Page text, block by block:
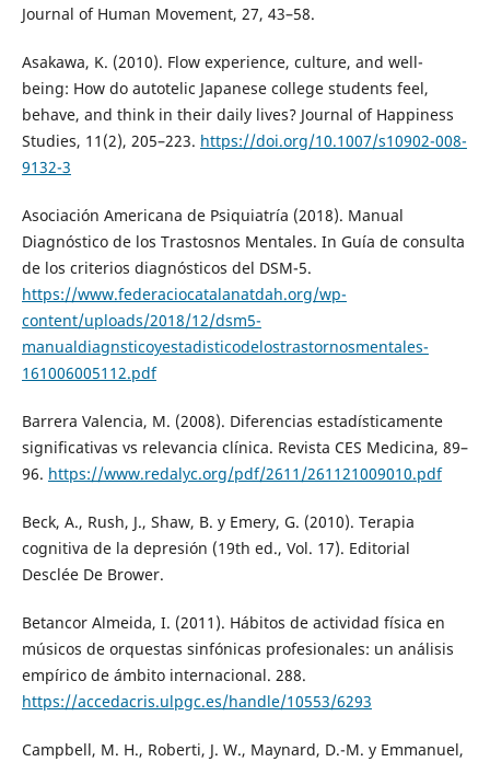
Journal of Human Movement, 27, 43–58.
Asakawa, K. (2010). Flow experience, culture, and well-
being: How do autotelic Japanese college students feel,
behave, and think in their daily lives? Journal of Happiness
Studies, 11(2), 205–223. https://doi.org/10.1007/s10902-008-
9132-3
Asociación Americana de Psiquiatría (2018). Manual
Diagnóstico de los Trastosnos Mentales. In Guía de consulta
de los criterios diagnósticos del DSM-5.
https://www.federaciocatalanatdah.org/wp-
content/uploads/2018/12/dsm5-
manualdiagnsticoyestadisticodelostrastornosmentales-
161006005112.pdf
Barrera Valencia, M. (2008). Diferencias estadísticamente
significativas vs relevancia clínica. Revista CES Medicina, 89–
96. https://www.redalyc.org/pdf/2611/261121009010.pdf
Beck, A., Rush, J., Shaw, B. y Emery, G. (2010). Terapia
cognitiva de la depresión (19th ed., Vol. 17). Editorial
Desclée De Brower.
Betancor Almeida, I. (2011). Hábitos de actividad física en
músicos de orquestas sinfónicas profesionales: un análisis
empírico de ámbito internacional. 288.
https://accedacris.ulpgc.es/handle/10553/6293
Campbell, M. H., Roberti, J. W., Maynard, D.-M. y Emmanuel,